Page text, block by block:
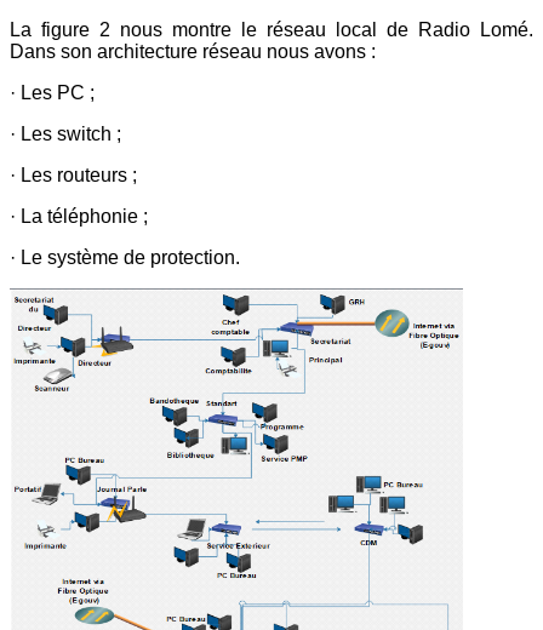
La figure 2 nous montre le réseau local de Radio Lomé.
Dans son architecture réseau nous avons :
· Les PC ;
· Les switch ;
· Les routeurs ;
· La téléphonie ;
· Le système de protection.